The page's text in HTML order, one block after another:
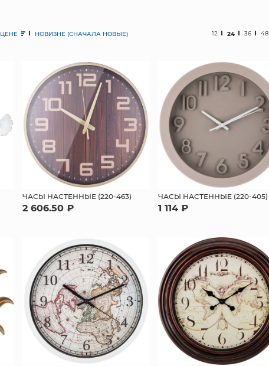
ЦЕНЕ НОВИЗНЕ (СНАЧАЛА НОВЫЕ) 12 24 36 48
ЧАСЫ НАСТЕННЫЕ (220-463)
2 606.50 ₽
ЧАСЫ НАСТЕННЫЕ (220-405)
1 114 ₽